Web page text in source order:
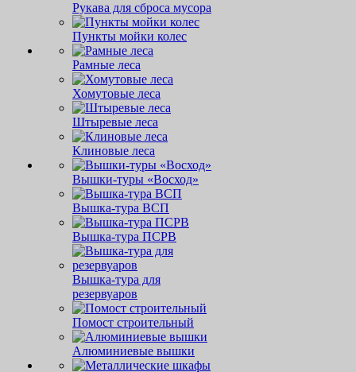
Рукава для сброса мусора
Пункты мойки колес
Рамные леса
Хомутовые леса
Штыревые леса
Клиновые леса
Вышки-туры «Восход»
Вышка-тура ВСП
Вышка-тура ПСРВ
Вышка-тура для
резервуаров
Помост строительный
Алюминиевые вышки